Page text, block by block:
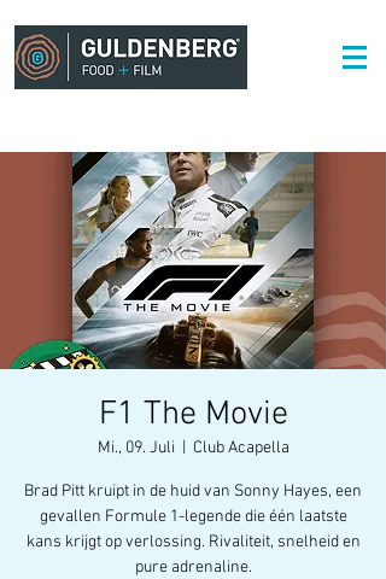
F1 The Movie
Mi., 09. Juli Club Acapella
Brad Pitt kruipt in de huid van Sonny Hayes, een
gevallen Formule 1-legende die één laatste
kans krijgt op verlossing. Rivaliteit, snelheid en
pure adrenaline.